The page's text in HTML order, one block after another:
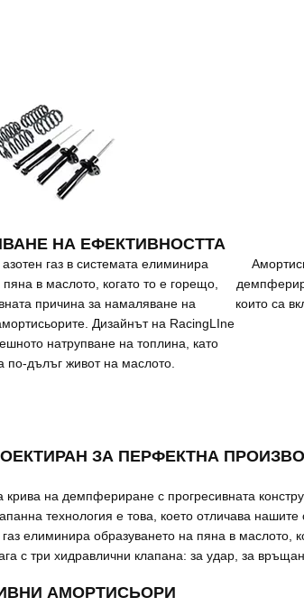
НА ЕФЕКТИВНОСТТА
газ в системата елиминира
в маслото, когато то е горещо,
причина за намаляване на
Дизайнът на RacingLIne
натрупване на топлина, като
по-дълъг живот на маслото.
които са
ЗА ПЕРФЕКТНА
крива на демпфериране с прогресивната
технология е това, което отличава
елиминира образуването на пяна в маслото,
с три хидравлични клапана: за удар, за
АМОРТИСЬОРИ